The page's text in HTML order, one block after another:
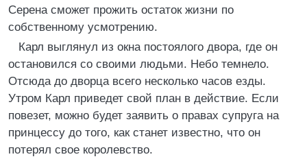
Серена сможет прожить остаток жизни по
собственному усмотрению.
Карл выглянул из окна постоялого двора, где он
остановился со своими людьми. Небо темнело.
Отсюда до дворца всего несколько часов езды.
Утром Карл приведет свой план в действие. Если
повезет, можно будет заявить о правах супруга на
принцессу до того, как станет известно, что он
потерял свое королевство.